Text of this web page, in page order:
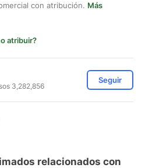
con atribución. Más
atribuir?
3,282,856
Seguir
relacionados con